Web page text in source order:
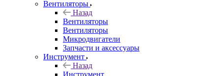
Вентиляторы
Назад
Вентиляторы
Вентиляторы
Микродвигатели
Запчасти и аксессуары
Инструмент
Назад
Инструмент